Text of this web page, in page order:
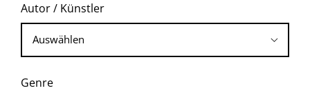
Autor / Künstler
Genre